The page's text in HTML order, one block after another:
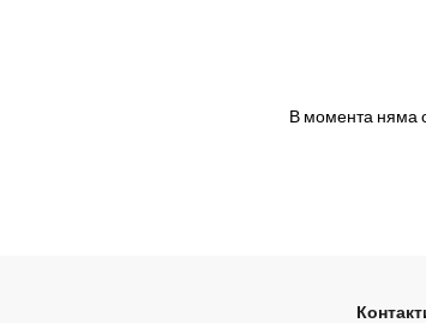
В момента няма